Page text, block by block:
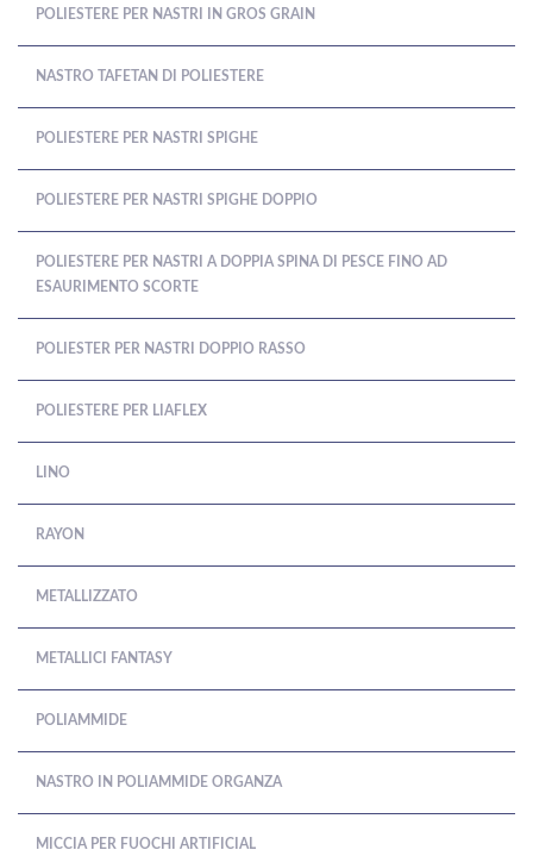
POLIESTERE PER NASTRI IN GROS GRAIN
NASTRO TAFETAN DI POLIESTERE
POLIESTERE PER NASTRI SPIGHE
POLIESTERE PER NASTRI SPIGHE DOPPIO
POLIESTERE PER NASTRI A DOPPIA SPINA DI PESCE FINO AD
ESAURIMENTO SCORTE
POLIESTER PER NASTRI DOPPIO RASSO
POLIESTERE PER LIAFLEX
LINO
RAYON
METALLIZZATO
METALLICI FANTASY
POLIAMMIDE
NASTRO IN POLIAMMIDE ORGANZA
MICCIA PER FUOCHI ARTIFICIAL